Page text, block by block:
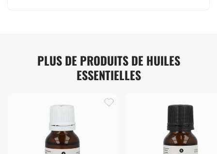
PLUS DE PRODUITS DE HUILES
ESSENTIELLES